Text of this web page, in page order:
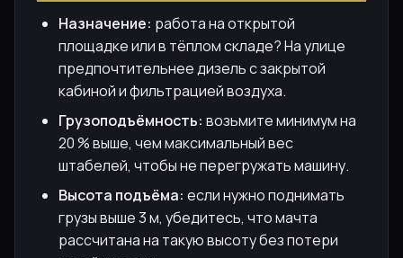
Назначение: работа на открытой
площадке или в тёплом складе? На улице
предпочтительнее дизель с закрытой
кабиной и фильтрацией воздуха.
Грузоподъёмность: возьмите минимум на
20 % выше, чем максимальный вес
штабелей, чтобы не перегружать машину.
Высота подъёма: если нужно поднимать
грузы выше 3 м, убедитесь, что мачта
рассчитана на такую высоту без потери